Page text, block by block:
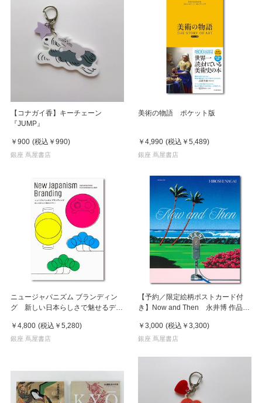
【コナガイ香】キーチェーン
『JUMP』
￥900 (税込 ￥990)
銀座 蔦屋書店
美術の物語 ポケット版
￥4,990 (税込 ￥5,489)
銀座 蔦屋書店
ニュージャパニズム ブランディン
グ 新しい日本らしさで魅せるデザ
￥4,800 (税込 ￥5,280)
銀座 蔦屋書店
【予約／限定絵柄ポストカード付
き】Now and Then 永井博 作品
￥3,000 (税込 ￥3,300)
銀座 蔦屋書店